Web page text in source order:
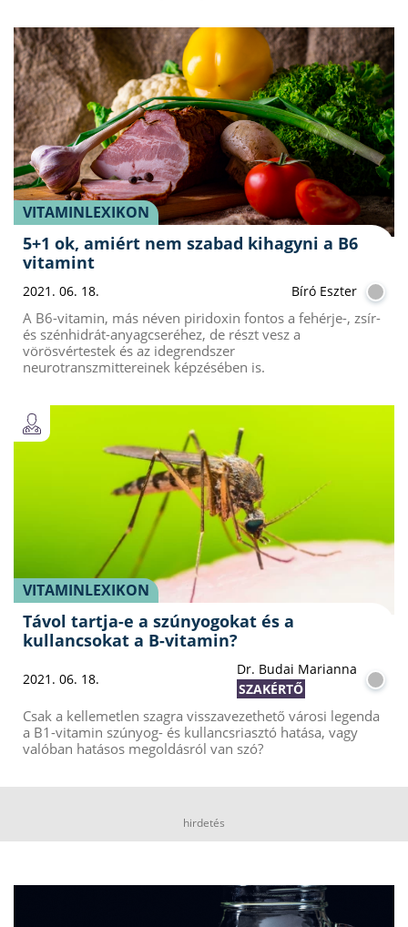
VITAMINLEXIKON
5+1 ok, amiért nem szabad kihagyni a B6
vitamint
2021. 06. 18. Bíró Eszter
A B6-vitamin, más néven piridoxin fontos a fehérje-, zsír-
és szénhidrát-anyagcseréhez, de részt vesz a
vörösvértestek és az idegrendszer
neurotranszmittereinek képzésében is.
VITAMINLEXIKON
Távol tartja-e a szúnyogokat és a
kullancsokat a B-vitamin?
2021. 06. 18.
Dr. Budai Marianna
SZAKÉRTŐ
Csak a kellemetlen szagra visszavezethető városi legenda
a B1-vitamin szúnyog- és kullancsriasztó hatása, vagy
valóban hatásos megoldásról van szó?
hirdetés